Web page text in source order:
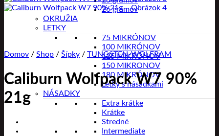
26 gramov
OKRUŽIA
LETKY
75 MIKRÓNOV
100 MIKRÓNOV
125 MIKRÓNOV
150 MIKRONOV
180 MIKRÓNOV
Letky s násadkami
NÁSADKY
Extra krátke
Krátke
Stredné
Intermediate
Domov / Shop / Šípky / TUNGSTEN-WOLFRAM
Caliburn Wolfpack W7 90%
21g